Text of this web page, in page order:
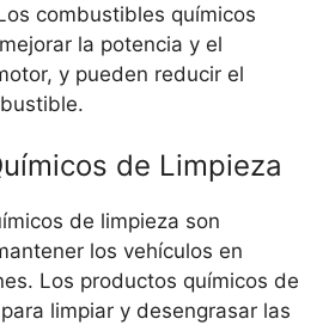
combustibles químicos
la potencia y el
y pueden reducir el
de Limpieza
de limpieza son
los vehículos en
Los productos químicos de
limpiar y desengrasar las